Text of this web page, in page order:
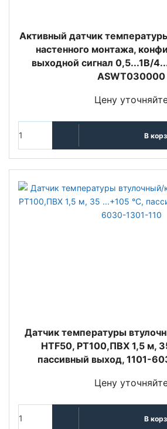
Активный датчик
настенного монтажа,
выходной сигнал 0,5...1В/
ASWT030000
Цену
В
Датчик температуры
HTF50, PT100,ПВХ 1,5 м,
пассивный выход, 1101-
Цену
В